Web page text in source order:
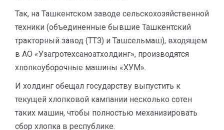
Так, на Ташкентском заводе сельскохозяйственной
техники (объединенные бывшие Ташкентский
тракторный завод (ТТЗ) и Ташсельмаш), входящем
в АО «Узагротехсаноатхолдинг», производятся
хлопкоуборочные машины «ХУМ».
И холдинг обещал государству выпустить к
текущей хлопковой кампании несколько сотен
таких машин, чтобы полностью механизировать
сбор хлопка в республике.